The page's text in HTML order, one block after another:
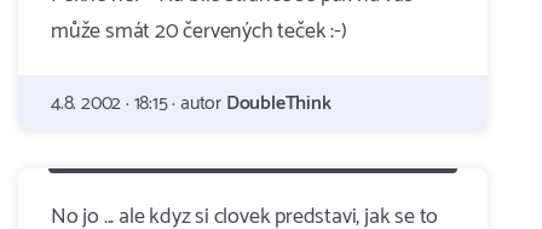
může smát 20 červených teček :-)
4.8. 2002 · 18:15 · autorDoubleThink
No jo ... ale kdyz si clovek predstavi, jak se to